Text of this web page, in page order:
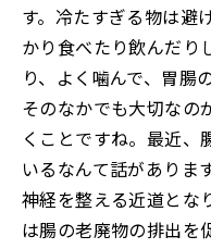
す。冷たすぎる物は避
かり食べたり飲んだり
り、よく噛んで、胃腸
そのなかでも大切なの
くことですね。最近、
いるなんて話がありま
神経を整える近道とな
は腸の老廃物の排出を